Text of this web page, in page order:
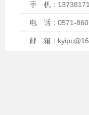
手 机：
电 话：0571-
邮 箱：